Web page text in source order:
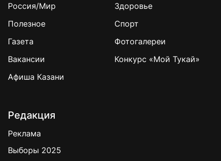
Россия/Мир
Здоровье
Полезное
Спорт
Газета
Фотогалереи
Вакансии
Конкурс «Мой Тукай»
Афиша Казани
Редакция
Реклама
Выборы 2025